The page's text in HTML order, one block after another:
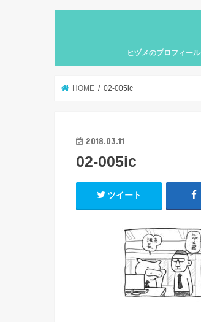
ヒヅメのプロフィール
HOME 02-005ic
2018.03.11
02-005ic
ツイート